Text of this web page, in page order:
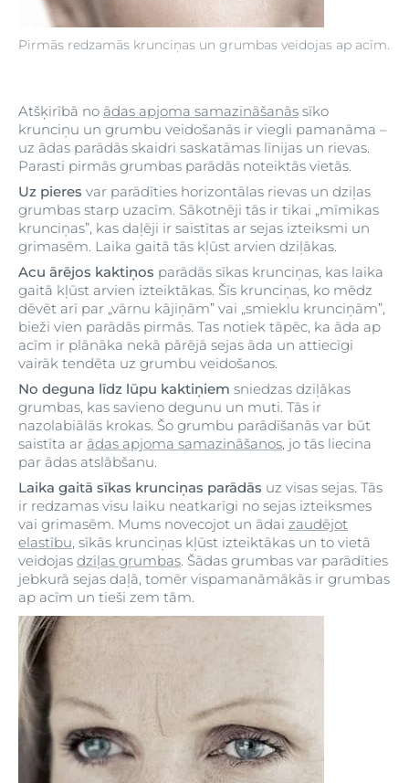
Pirmās redzamās krunciņas un grumbas veidojas ap acīm.
Atšķirībā no ādas apjoma samazināšanās sīko
krunciņu un grumbu veidošanās ir viegli pamanāma –
uz ādas parādās skaidri saskatāmas līnijas un rievas.
Parasti pirmās grumbas parādās noteiktās vietās.
Uz pieres var parādīties horizontālas rievas un dziļas
grumbas starp uzacīm. Sākotnēji tās ir tikai „mīmikas
krunciņas”, kas daļēji ir saistītas ar sejas izteiksmi un
grimasēm. Laika gaitā tās kļūst arvien dziļākas.
Acu ārējos kaktiņos parādās sīkas krunciņas, kas laika
gaitā kļūst arvien izteiktākas. Šīs krunciņas, ko mēdz
dēvēt arī par „vārnu kājiņām” vai „smieklu krunciņām”,
bieži vien parādās pirmās. Tas notiek tāpēc, ka āda ap
acīm ir plānāka nekā pārējā sejas āda un attiecīgi
vairāk tendēta uz grumbu veidošanos.
No deguna līdz lūpu kaktiņiem sniedzas dziļākas
grumbas, kas savieno degunu un muti. Tās ir
nazolabiālās krokas. Šo grumbu parādīšanās var būt
saistīta ar ādas apjoma samazināšanos, jo tās liecina
par ādas atslābšanu.
Laika gaitā sīkas krunciņas parādās uz visas sejas. Tās
ir redzamas visu laiku neatkarīgi no sejas izteiksmes
vai grimasēm. Mums novecojot un ādai zaudējot
elastību, sīkās krunciņas kļūst izteiktākas un to vietā
veidojas dziļas grumbas. Šādas grumbas var parādīties
jebkurā sejas daļā, tomēr vispamanāmākās ir grumbas
ap acīm un tieši zem tām.